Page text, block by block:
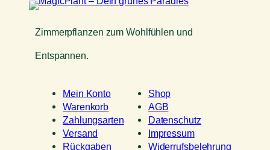
Zimmerpflanzen zum Wohlfühlen und
Entspannen.
Mein Konto
Warenkorb
Zahlungsarten
Versand
Rückgaben
Shop
AGB
Datenschutz
Impressum
Widerrufsbelehrung